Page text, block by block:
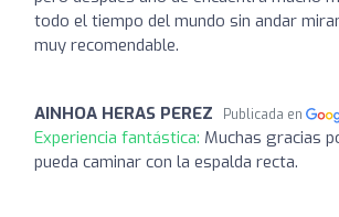
todo el tiempo del mundo sin andar
muy recomendable.
AINHOA HERAS PEREZ Publicada en
Experiencia fantástica: Muchas gracias
pueda caminar con la espalda recta.